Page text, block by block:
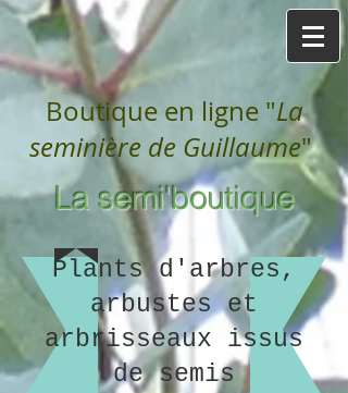
Boutique en ligne "La
seminière de Guillaume"
La semi'boutique
Plants d'arbres,
arbustes et
arbrisseaux issus
de semis